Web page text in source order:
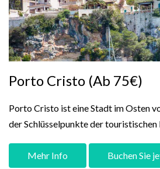
Porto Cristo (Ab 75€)
Porto Cristo ist eine Stadt im Osten
der Schlüsselpunkte der touristischen
Mehr Info Buchen Sie